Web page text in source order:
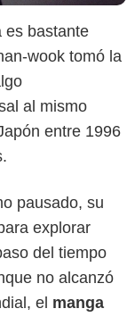
es bastante
wook tomó la
al mismo
entre 1996
pausado, su
explorar
del tiempo
no alcanzó
el manga